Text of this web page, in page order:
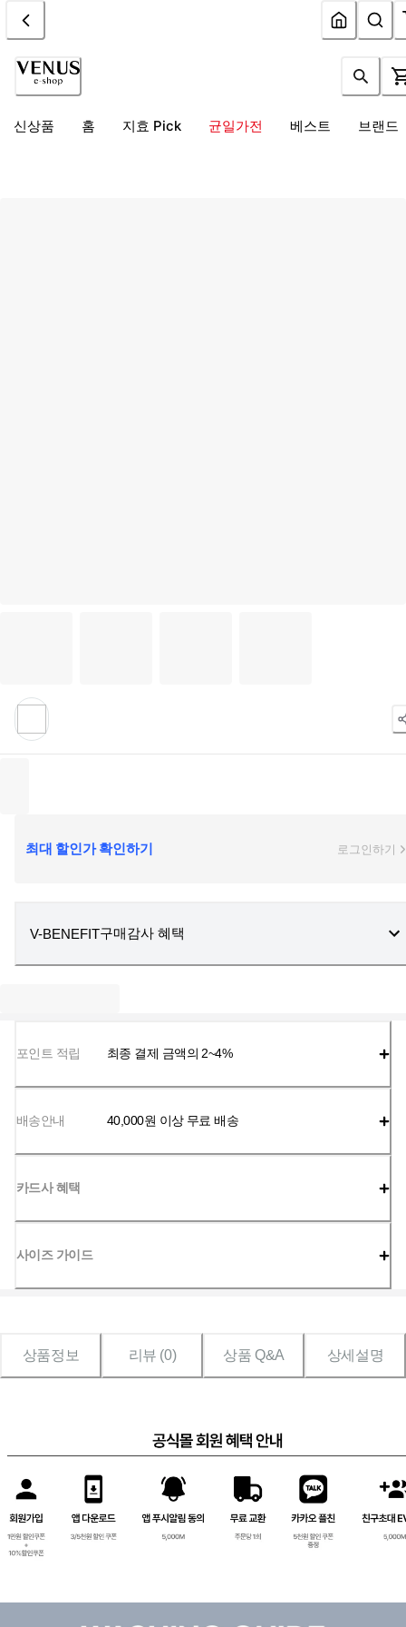
신상품 홈 지효 Pick 균일가전 베스트 브랜드
최대 할인가 확인하기 로그인하기
V-BENEFIT구매감사 혜택
포인트 적립 최종 결제 금액의 2~4%
배송안내 40,000원 이상 무료 배송
카드사 혜택
사이즈 가이드
상품정보 리뷰 (0) 상품 Q&A 상세설명